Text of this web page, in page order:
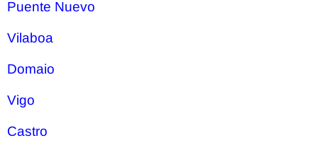
Puente Nuevo
Vilaboa
Domaio
Vigo
Castro